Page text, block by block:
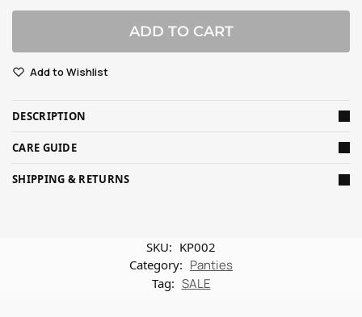
ADD TO CART
Add to Wishlist
DESCRIPTION
CARE GUIDE
SHIPPING & RETURNS
SKU: KP002
Category: Panties
Tag: SALE